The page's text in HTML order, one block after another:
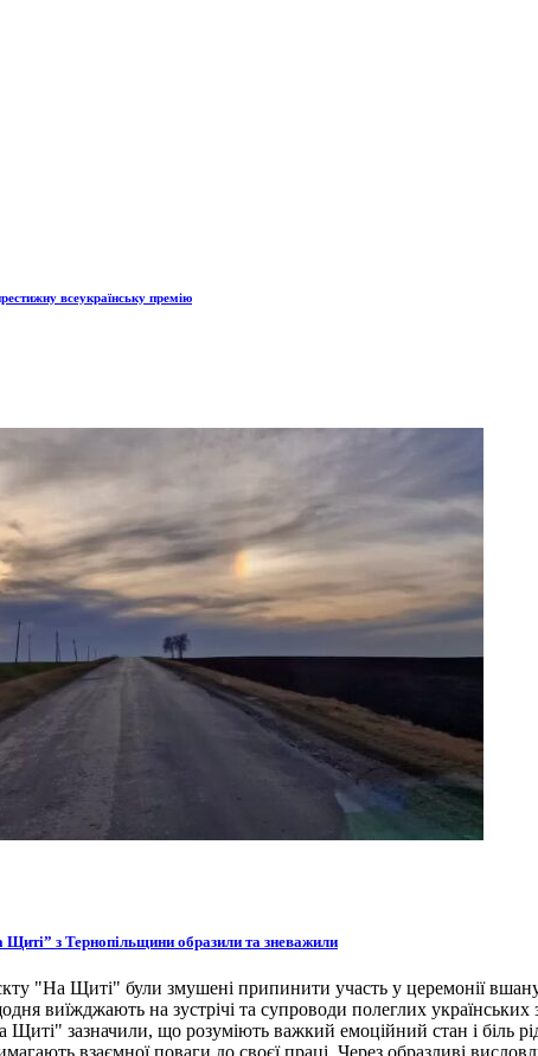
всеукраїнську премію
з Тернопільщини образили та зневажили
"На Щиті" були змушені припинити участь у церемонії
виїжджають на зустрічі та супроводи полеглих українських
зазначили, що розуміють важкий емоційний стан і біль
взаємної поваги до своєї праці. Через образливі